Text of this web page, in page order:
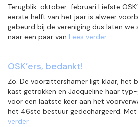
Terugblik: oktober-februari Liefste
eerste helft van het jaar is alweer
gebeurd bij de vereniging dus laten we
naar een paar van Lees verder
OSK’ers, bedankt!
Zo. De voorzittershamer ligt klaar, het
kast getrokken en Jacqueline haar
voor een laatste keer aan het
het 46ste bestuur gedechargeerd.
verder